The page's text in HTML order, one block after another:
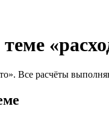
Все расчёты